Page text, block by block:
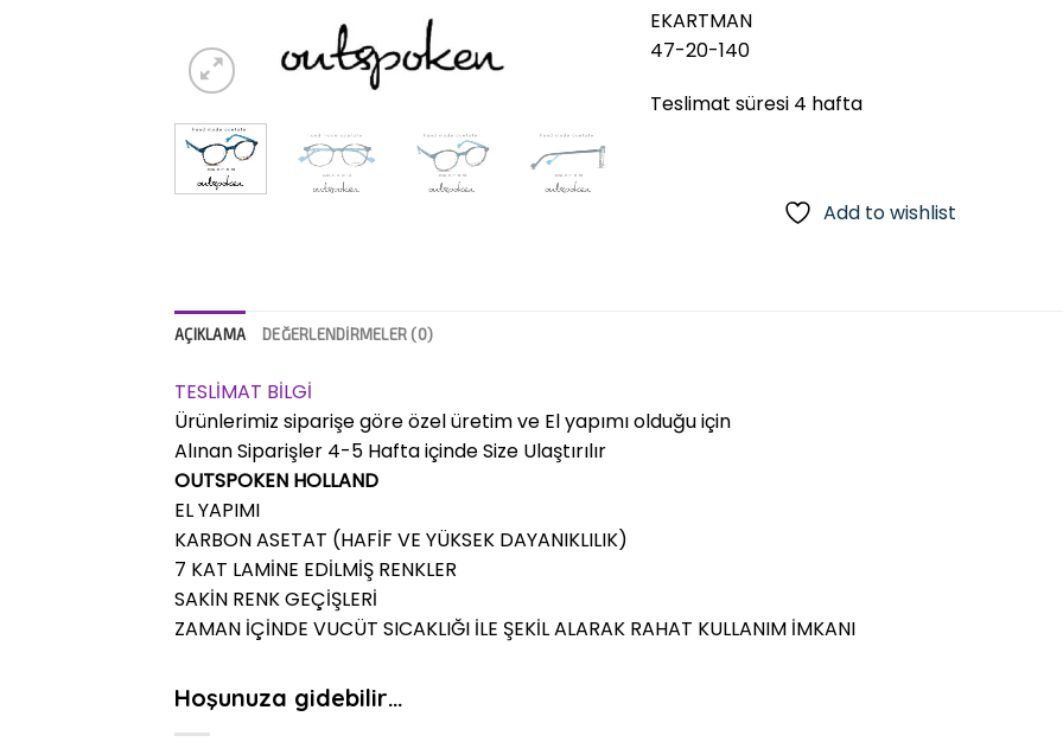
EKARTMAN
47-20-140
Teslimat süresi 4 hafta
Add to wishlist
AÇIKLAMA DEĞERLENDIRMELER (0)
TESLİMAT BİLGİ
Ürünlerimiz siparişe göre özel üretim ve El yapımı olduğu için
Alınan Siparişler 4-5 Hafta içinde Size Ulaştırılır
OUTSPOKEN HOLLAND
EL YAPIMI
KARBON ASETAT (HAFİF VE YÜKSEK DAYANIKLILIK)
7 KAT LAMİNE EDİLMİŞ RENKLER
SAKİN RENK GEÇİŞLERİ
ZAMAN İÇİNDE VUCÜT SICAKLIĞI İLE ŞEKİL ALARAK RAHAT KULLANIM İMKANI
Hoşunuza gidebilir…